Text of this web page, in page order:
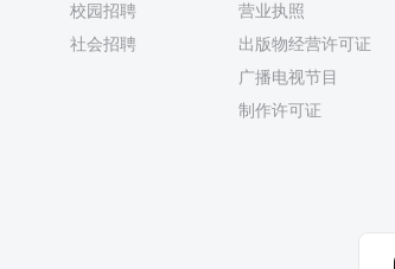
校园招聘
社会招聘
营业执照
出版物经营许可证
广播电视节目
制作许可证